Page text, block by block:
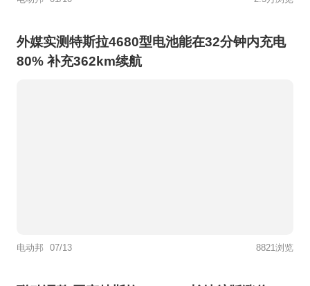
外媒实测特斯拉4680型电池能在32分钟内充电
80% 补充362km续航
电动邦 07/13 8821浏览